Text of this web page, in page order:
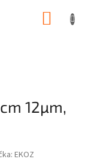
12µm,
EKOZ